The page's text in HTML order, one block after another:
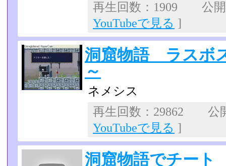
再生回数：1909 公
YouTubeで見る ]
洞窟物語 ラスボ
～
ネメシス
再生回数：29862 公
YouTubeで見る ]
洞窟物語でチート